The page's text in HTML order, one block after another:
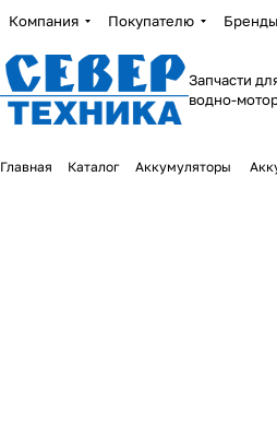
Компания Покупателю Бренды
Запчасти
водно-
Главная Каталог Аккумуляторы